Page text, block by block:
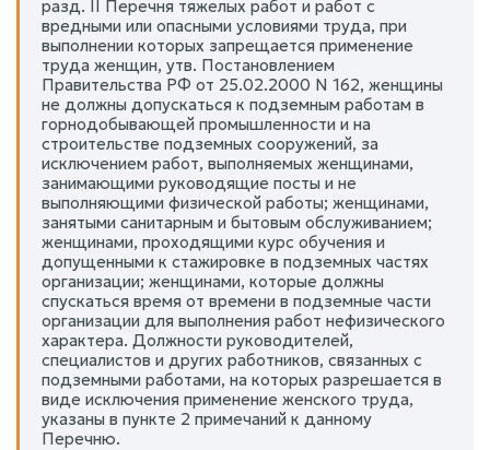
разд. II Перечня тяжелых работ и работ с
вредными или опасными условиями труда, при
выполнении которых запрещается применение
труда женщин, утв. Постановлением
Правительства РФ от 25.02.2000 N 162, женщины
не должны допускаться к подземным работам в
горнодобывающей промышленности и на
строительстве подземных сооружений, за
исключением работ, выполняемых женщинами,
занимающими руководящие посты и не
выполняющими физической работы; женщинами,
занятыми санитарным и бытовым обслуживанием;
женщинами, проходящими курс обучения и
допущенными к стажировке в подземных частях
организации; женщинами, которые должны
спускаться время от времени в подземные части
организации для выполнения работ нефизического
характера. Должности руководителей,
специалистов и других работников, связанных с
подземными работами, на которых разрешается в
виде исключения применение женского труда,
указаны в пункте 2 примечаний к данному
Перечню.